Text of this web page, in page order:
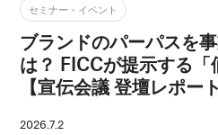
セミナー・イベント
ブランドのパーパスを
は？ FICCが提示する「
【宣伝会議 登壇レポート
2026.7.2